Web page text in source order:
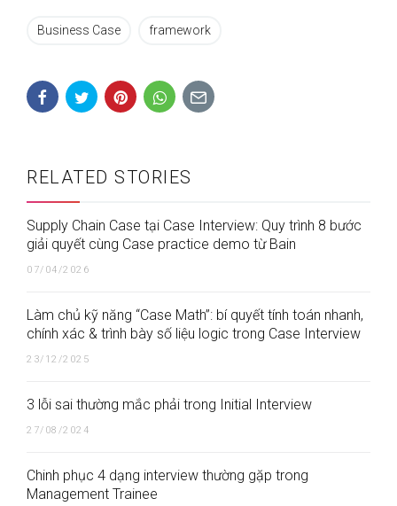
Business Case framework
RELATED STORIES
Supply Chain Case tại Case Interview: Quy trình 8 bước
giải quyết cùng Case practice demo từ Bain
07/04/2026
Làm chủ kỹ năng “Case Math”: bí quyết tính toán nhanh,
chính xác & trình bày số liệu logic trong Case Interview
23/12/2025
3 lỗi sai thường mắc phải trong Initial Interview
27/08/2024
Chinh phục 4 dạng interview thường gặp trong
Management Trainee